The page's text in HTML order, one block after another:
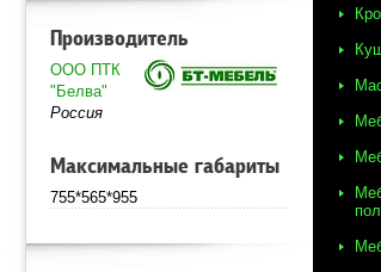
Производитель
ООО ПТК
"Белва"
Россия
Максимальные габариты
755*565*955